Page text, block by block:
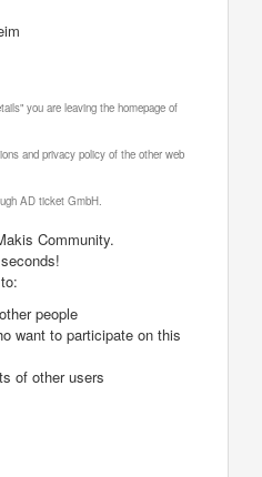
you are leaving the homepage of
and privacy policy of the other web
AD ticket GmbH.
Community.
people
want to participate on this
of other users